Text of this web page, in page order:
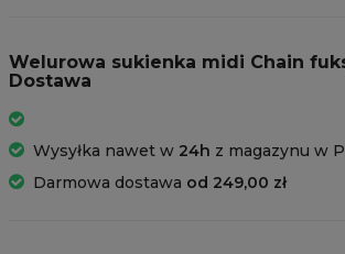
Welurowa sukienka midi Chain
Dostawa
Wysyłka nawet w 24h z magazynu w
Darmowa dostawa od 249,00 zł